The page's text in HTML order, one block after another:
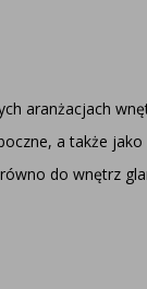
aranżacjach
a także jako
do wnętrz